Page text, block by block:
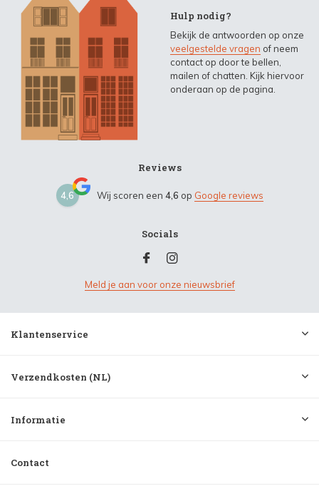
Hulp nodig?
Bekijk de antwoorden op onze
veelgestelde vragen of neem
contact op door te bellen,
mailen of chatten. Kijk hiervoor
onderaan op de pagina.
Reviews
4,6 Wij scoren een 4,6 op Google reviews
Socials
Meld je aan voor onze nieuwsbrief
Klantenservice
Verzendkosten (NL)
Informatie
Contact